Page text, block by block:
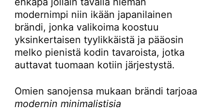
modernimpi niin ikään japanilainen
brändi, jonka valikoima koostuu
yksinkertaisen tyylikkäistä ja pääosin
melko pienistä kodin tavaroista, jotka
auttavat tuomaan kotiin järjestystä.
Omien sanojensa mukaan brändi tarjoaa
modernin minimalistisia